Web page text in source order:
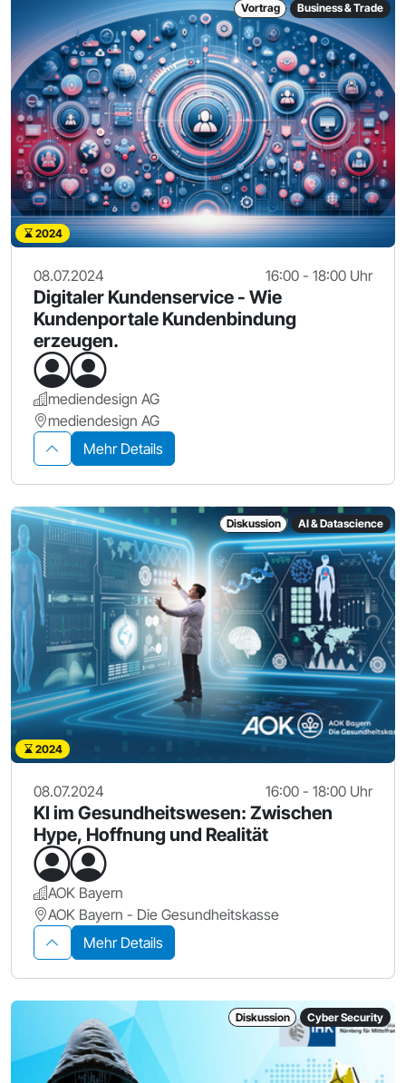
Vortrag Business & Trade
2024
08.07.2024 16:00 - 18:00 Uhr
Digitaler Kundenservice - Wie
Kundenportale Kundenbindung
erzeugen.
mediendesign AG
mediendesign AG
Mehr Details
Diskussion AI & Datascience
2024
08.07.2024 16:00 - 18:00 Uhr
KI im Gesundheitswesen: Zwischen
Hype, Hoffnung und Realität
AOK Bayern
AOK Bayern - Die Gesundheitskasse
Mehr Details
Diskussion Cyber Security